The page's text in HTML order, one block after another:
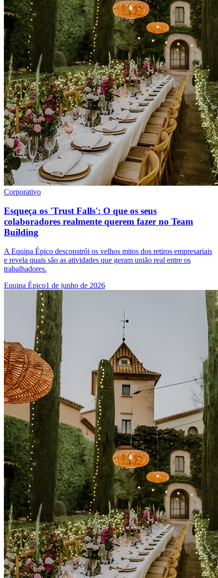
Corporativo
Esqueça os 'Trust Falls': O que os seus
colaboradores realmente querem fazer no Team
Building
A Equipa Épico desconstrói os velhos mitos dos retiros empresariais
e revela quais são as atividades que geram união real entre os
trabalhadores.
Equipa Épico1 de junho de 2026